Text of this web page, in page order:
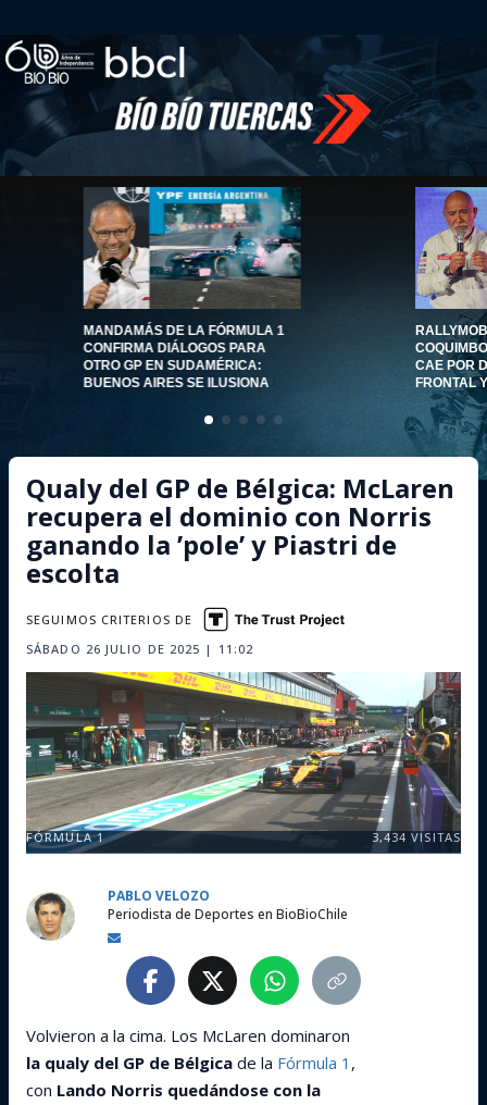
MANDAMÁS DE LA FÓRMULA 1
CONFIRMA DIÁLOGOS PARA
OTRO GP EN SUDAMÉRICA:
BUENOS AIRES SE ILUSIONA
CAE POR
FRONTAL
Qualy del GP de Bélgica: McLaren
recupera el dominio con Norris
ganando la ’pole’ y Piastri de
escolta
SÁBADO 26 JULIO DE 2025 | 11:02
SEGUIMOS CRITERIOS DE
FÓRMULA 1 3,434 VISITAS
PABLO VELOZO
Periodista de Deportes en BioBioChile
Volvieron a la cima. Los McLaren dominaron
la qualy del GP de Bélgica de la Fórmula 1 ,
con Lando Norris quedándose con la